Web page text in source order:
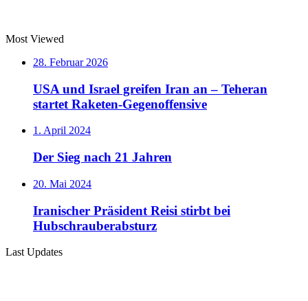
Most Viewed
28. Februar 2026
USA und Israel greifen Iran an – Teheran
startet Raketen-Gegenoffensive
1. April 2024
Der Sieg nach 21 Jahren
20. Mai 2024
Iranischer Präsident Reisi stirbt bei
Hubschrauberabsturz
Last Updates